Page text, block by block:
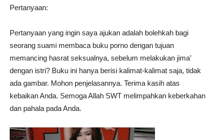
Pertanyaan:
Pertanyaan yang ingin saya ajukan adalah bolehkah bagi
seorang suami membaca buku porno dengan tujuan
memancing hasrat seksualnya, sebelum melakukan jima’
dengan istri? Buku ini hanya berisi kalimat-kalimat saja, tidak
ada gambar. Mohon penjelasannya. Terima kasih atas
kebaikan Anda. Semoga Allah SWT melimpahkan keberkahan
dan pahala pada Anda.